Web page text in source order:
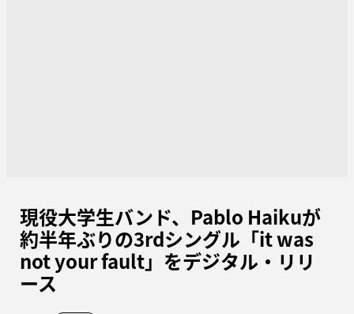
現役大学生バンド、Pablo Haikuが
約半年ぶりの3rdシングル「it was
not your fault」をデジタル・リリ
ース